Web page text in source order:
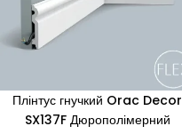
Плінтус гнучкий Orac Decor
SX137F Дюрополімерний